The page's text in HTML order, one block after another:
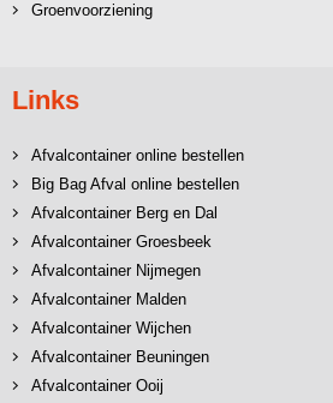
Groenvoorziening
Links
Afvalcontainer online bestellen
Big Bag Afval online bestellen
Afvalcontainer Berg en Dal
Afvalcontainer Groesbeek
Afvalcontainer Nijmegen
Afvalcontainer Malden
Afvalcontainer Wijchen
Afvalcontainer Beuningen
Afvalcontainer Ooij